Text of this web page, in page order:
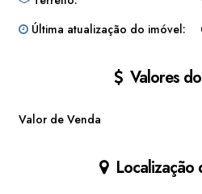
Última atualização do imóvel:
Valores
Valor de Venda
Localização